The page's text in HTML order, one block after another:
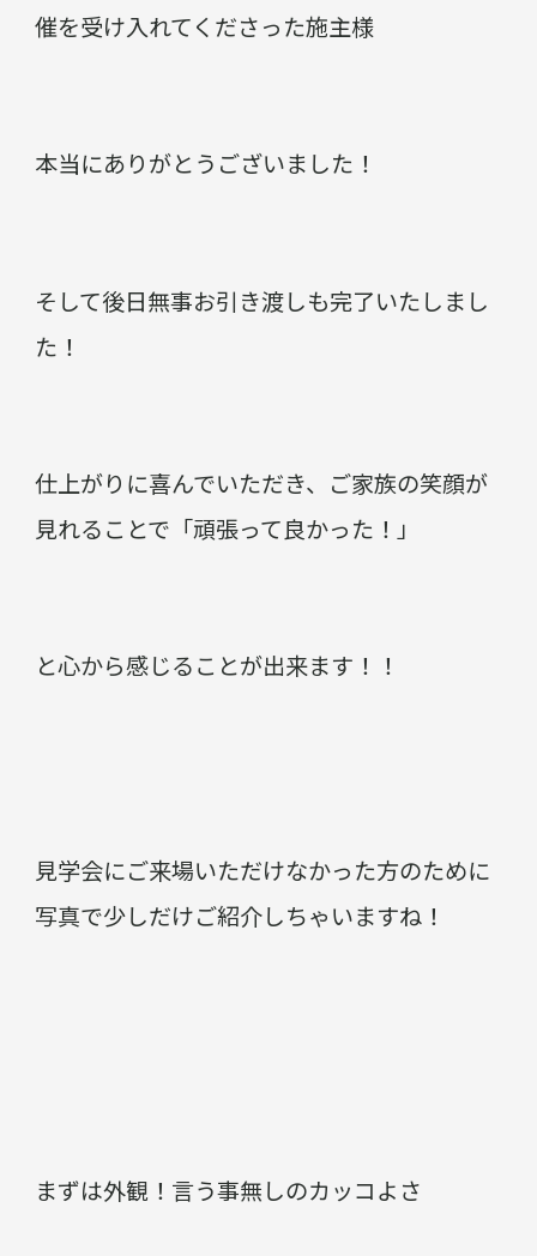
催を受け入れてくださった施主様
本当にありがとうございました！
そして後日無事お引き渡しも完了いたしまし
た！
仕上がりに喜んでいただき、ご家族の笑顔が
見れることで「頑張って良かった！」
と心から感じることが出来ます！！
見学会にご来場いただけなかった方のために
写真で少しだけご紹介しちゃいますね！
まずは外観！言う事無しのカッコよさ